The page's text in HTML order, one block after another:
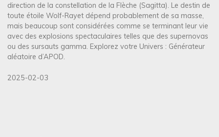
direction de la constellation de la Flèche (Sagitta). Le destin de
toute étoile Wolf-Rayet dépend probablement de sa masse,
mais beaucoup sont considérées comme se terminant leur vie
avec des explosions spectaculaires telles que des supernovas
ou des sursauts gamma. Explorez votre Univers : Générateur
aléatoire d’APOD.
2025-02-03